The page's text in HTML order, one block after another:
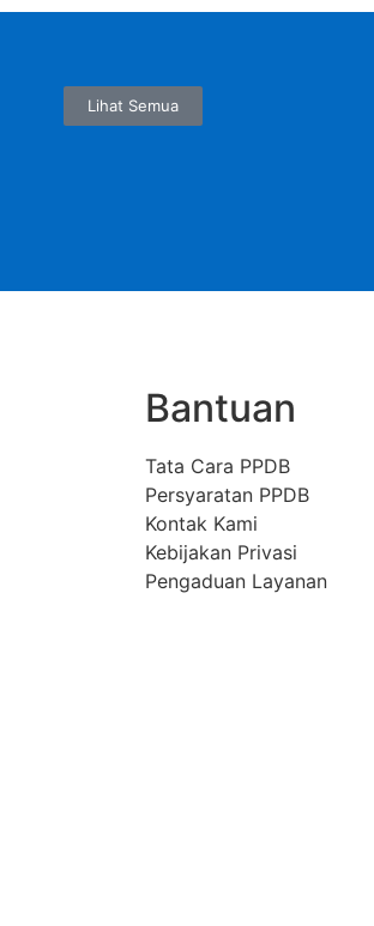
Lihat Semua
Bantuan
Tata Cara PPDB
Persyaratan PPDB
Kontak Kami
Kebijakan Privasi
Pengaduan Layanan